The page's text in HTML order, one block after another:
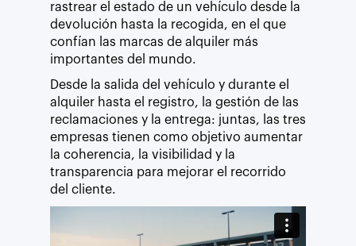
rastrear el estado de un vehículo desde la
devolución hasta la recogida, en el que
confían las marcas de alquiler más
importantes del mundo.
Desde la salida del vehículo y durante el
alquiler hasta el registro, la gestión de las
reclamaciones y la entrega: juntas, las tres
empresas tienen como objetivo aumentar
la coherencia, la visibilidad y la
transparencia para mejorar el recorrido
del cliente.